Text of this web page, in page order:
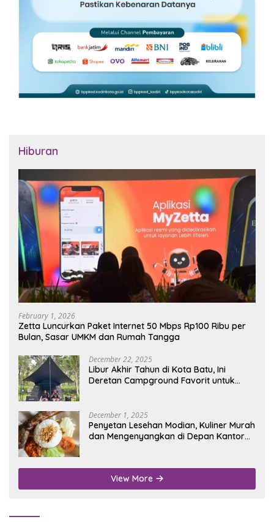
Hiburan
February 1, 2026
Zetta Luncurkan Paket Internet 50 Mbps Rp100 Ribu per
Bulan, Sasar UMKM dan Rumah Tangga
December 22, 2025
Libur Akhir Tahun di Kota Batu, Ini
Deretan Campground Favorit untuk
December 1, 2025
Penyetan Lesehan Modian, Kuliner Murah
dan Mengenyangkan di Depan Kantor
View More